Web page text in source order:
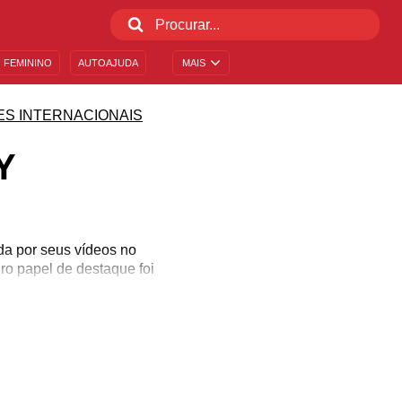
MAIS
FEMININO AUTOAJUDA
INTERNACIONAIS
por seus vídeos no
papel de destaque foi
para atuar na
temporada da série
seus pensamentos